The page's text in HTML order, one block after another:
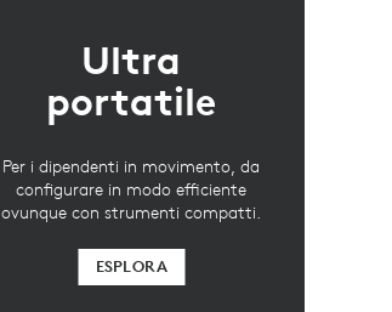
Ultra
portatile
Per i dipendenti in movimento, da
configurare in modo efficiente
ovunque con strumenti compatti.
ESPLORA